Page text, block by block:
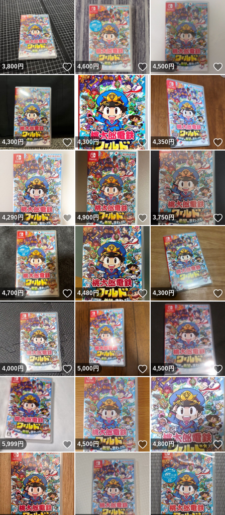
3,800円 いいね！
4,600円 いいね！
4,500円
4,300円 いいね！
4,300円 いいね！
4,350円
4,290円 いいね！
4,900円 いいね！
3,750円
4,700円 いいね！
4,480円 いいね！
4,300円
4,000円 いいね！
5,000円 いいね！
4,500円
5,999円 いいね！
4,500円 いいね！
4,800円